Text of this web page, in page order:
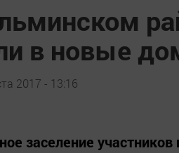
в новые
2017 - 13:16
заселение